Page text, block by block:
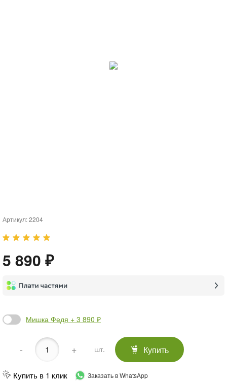
Артикул:2204
5 890 ₽
Мишка Федя + 3 890 ₽
- + шт. Купить
Купить в 1 клик Заказать в WhatsApp